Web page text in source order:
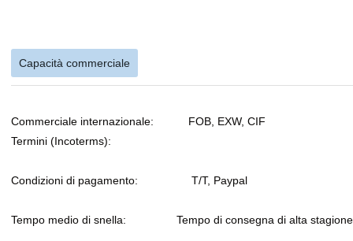
Capacità commerciale
Commerciale internazionale: FOB, EXW, CIF
Termini (Incoterms):
Condizioni di pagamento: T/T, Paypal
Tempo medio di snella: Tempo di consegna di alta stagione: